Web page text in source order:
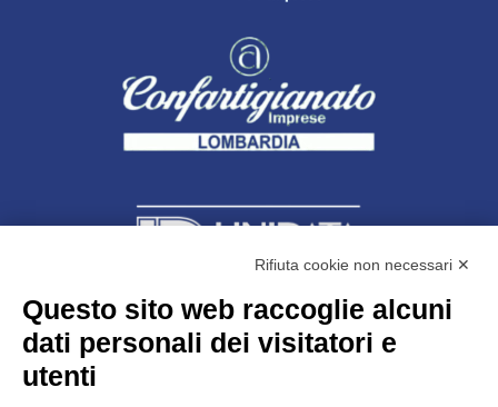
Unidata s.r.lcon unico socio
Largo dell’Artigianato, 1 - 23100 Sondrio
Rifiuta cookie non necessari ✕
Questo sito web raccoglie alcuni
dati personali dei visitatori e
utenti